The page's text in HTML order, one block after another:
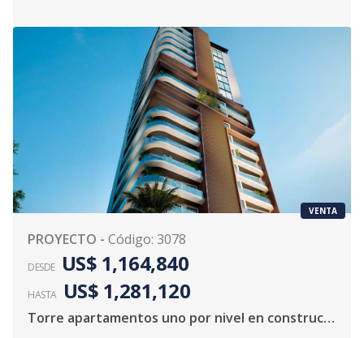
VENTA
PROYECTO - Código: 3078
DESDE US$ 1,164,840
HASTA US$ 1,281,120
Torre apartamentos uno por nivel en construcción para venta en Serralles